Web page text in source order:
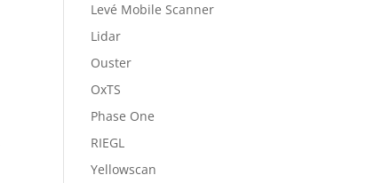
Levé Mobile Scanner
Lidar
Ouster
OxTS
Phase One
RIEGL
Yellowscan